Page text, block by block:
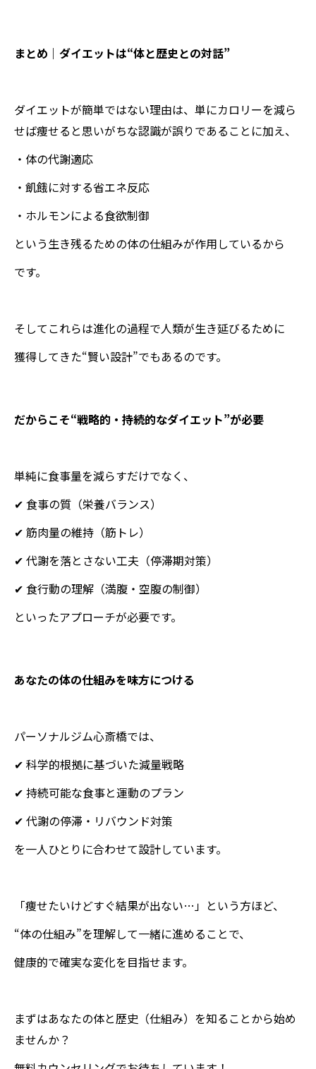
まとめ｜ダイエットは“体と歴史との対話”
ダイエットが簡単ではない理由は、単にカロリーを減ら
せば痩せると思いがちな認識が誤りであることに加え、
・体の代謝適応
・飢餓に対する省エネ反応
・ホルモンによる食欲制御
という生き残るための体の仕組みが作用しているから
です。
そしてこれらは進化の過程で人類が生き延びるために
獲得してきた“賢い設計”でもあるのです。
だからこそ“戦略的・持続的なダイエット”が必要
単純に食事量を減らすだけでなく、
✔ 食事の質（栄養バランス）
✔ 筋肉量の維持（筋トレ）
✔ 代謝を落とさない工夫（停滞期対策）
✔ 食行動の理解（満腹・空腹の制御）
といったアプローチが必要です。
あなたの体の仕組みを味方につける
パーソナルジム心斎橋では、
✔ 科学的根拠に基づいた減量戦略
✔ 持続可能な食事と運動のプラン
✔ 代謝の停滞・リバウンド対策
を一人ひとりに合わせて設計しています。
「痩せたいけどすぐ結果が出ない…」という方ほど、
“体の仕組み”を理解して一緒に進めることで、
健康的で確実な変化を目指せます。
まずはあなたの体と歴史（仕組み）を知ることから始め
ませんか？